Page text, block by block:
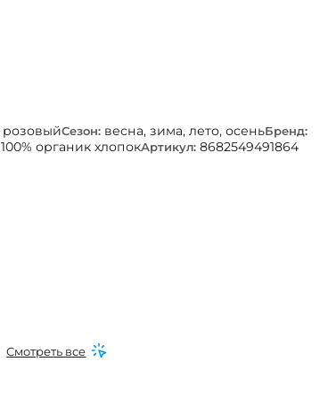
розовыйСезон: весна, зима, лето, осеньБренд:
100% органик хлопокАртикул: 8682549491864
Смотреть все